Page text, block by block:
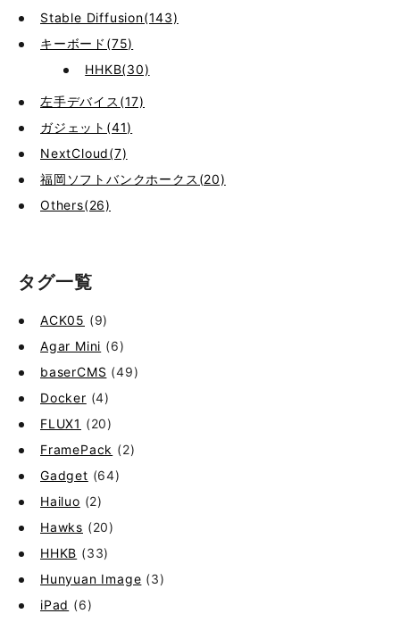
Stable Diffusion(143)
キーボード(75)
HHKB(30)
左手デバイス(17)
ガジェット(41)
NextCloud(7)
福岡ソフトバンクホークス(20)
Others(26)
タグ一覧
ACK05 (9)
Agar Mini (6)
baserCMS (49)
Docker (4)
FLUX1 (20)
FramePack (2)
Gadget (64)
Hailuo (2)
Hawks (20)
HHKB (33)
Hunyuan Image (3)
iPad (6)